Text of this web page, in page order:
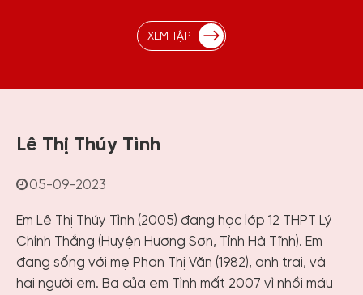
XEM TẬP
Lê Thị Thúy Tình
05-09-2023
Em Lê Thị Thúy Tình (2005) đang học lớp 12 THPT Lý
Chính Thắng (Huyện Hương Sơn, Tỉnh Hà Tĩnh). Em
đang sống với mẹ Phan Thị Văn (1982), anh trai, và
hai người em. Ba của em Tình mất 2007 vì nhồi máu